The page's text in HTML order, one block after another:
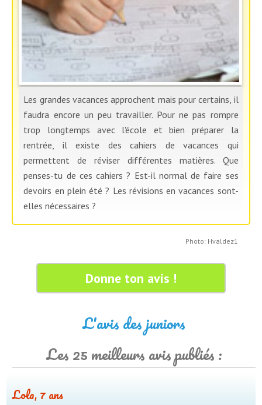
Les grandes vacances approchent mais pour certains, il
faudra encore un peu travailler. Pour ne pas rompre
trop longtemps avec l'école et bien préparer la
rentrée, il existe des cahiers de vacances qui
permettent de réviser différentes matières. Que
penses-tu de ces cahiers ? Est-il normal de faire ses
devoirs en plein été ? Les révisions en vacances sont-
elles nécessaires ?
Photo: Hvaldez1
Donne ton avis !
L'avis des juniors
Les 25 meilleurs avis publiés :
Lola, 7 ans